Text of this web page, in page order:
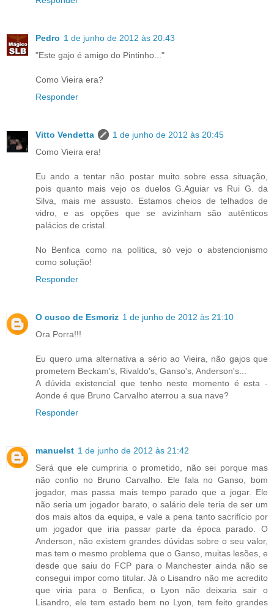
Pedro 1 de junho de 2012 às 20:43
"Este gajo é amigo do Pintinho..."
Como Vieira era?
Responder
Vitto Vendetta
1 de junho de 2012 às 20:45
Como Vieira era!
Eu ando a tentar não postar muito sobre essa situação,
pois quanto mais vejo os duelos G.Aguiar vs Rui G. da
Silva, mais me assusto. Estamos cheios de telhados de
vidro, e as opções que se avizinham são autênticos
palácios de cristal.
No Benfica como na política, só vejo o abstencionismo
como solução!
Responder
O cusco de Esmoriz 1 de junho de 2012 às 21:10
Ora Porra!!!
Eu quero uma alternativa a sério ao Vieira, não gajos que
prometem Beckam's, Rivaldo's, Ganso's, Anderson's...
A dúvida existencial que tenho neste momento é esta -
Aonde é que Bruno Carvalho aterrou a sua nave?
Responder
manuelst 1 de junho de 2012 às 21:42
Será que ele cumpriria o prometido, não sei porque mas
não confio no Bruno Carvalho. Ele fala no Ganso, bom
jogador, mas passa mais tempo parado que a jogar. Ele
não seria um jogador barato, o salário dele teria de ser um
dos mais altos da equipa, e vale a pena tanto sacrifício por
um jogador que iria passar parte da época parado. O
Anderson, não existem grandes dúvidas sobre o seu valor,
mas tem o mesmo problema que o Ganso, muitas lesões, e
desde que saiu do FCP para o Manchester ainda não se
consegui impor como titular. Já o Lisandro não me acredito
que viria para o Benfica, o Lyon não deixaria sair o
Lisandro, ele tem estado bem no Lyon, tem feito grandes